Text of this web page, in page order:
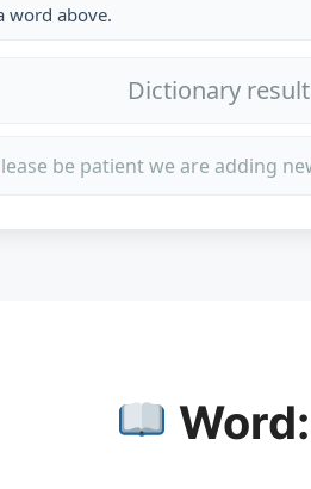
word above.
Dictionary
be patient we are adding
Word: